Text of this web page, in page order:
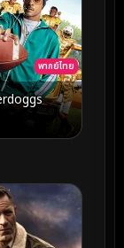
พากย์ไทย